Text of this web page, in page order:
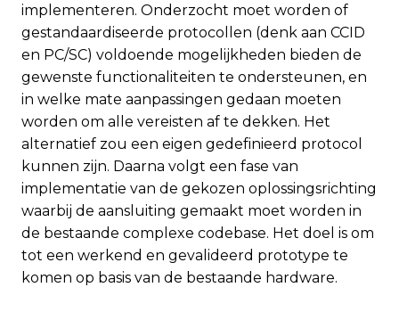
implementeren. Onderzocht moet worden of
gestandaardiseerde protocollen (denk aan CCID
en PC/SC) voldoende mogelijkheden bieden de
gewenste functionaliteiten te ondersteunen, en
in welke mate aanpassingen gedaan moeten
worden om alle vereisten af te dekken. Het
alternatief zou een eigen gedefinieerd protocol
kunnen zijn. Daarna volgt een fase van
implementatie van de gekozen oplossingsrichting
waarbij de aansluiting gemaakt moet worden in
de bestaande complexe codebase. Het doel is om
tot een werkend en gevalideerd prototype te
komen op basis van de bestaande hardware.